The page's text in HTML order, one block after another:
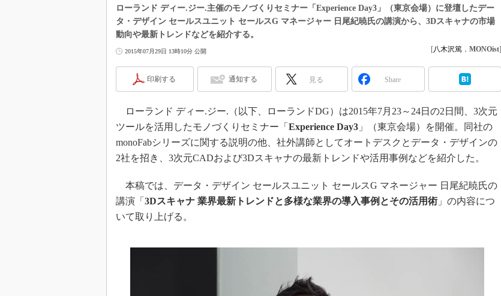
ジャパンモビリティショー
TECHNO-FRONTIER
EdgeTech+
AUTOMOTIVE WORLD
産業オープンネット展
組み込み画像技術
ISO26262
無償設計ツール
3Dプリンタ
デジタルツインとCAE
S＆OP
インダストリー4.0
イノベーション
ローランド ディー.ジー.主催のモノづくりセミナー「Experience Day3」（東京会場）に登壇したデー
タ・デザイン セールスユニット セールスG マネージャー 日尾紀暁氏の講演から、3Dスキャナの市場
動向や最新トレンドなどを紹介する。
2015年07月29日 13時10分 公開 [八木沢篤 ， MONOist]
印刷する 通知する 見る Share
ローランド ディー.ジー.（以下、ローランドDG）は2015年7月23～24日の2日間、3次元
ツールを活用したモノづくりセミナー「 Experience Day3 」（東京会場）を開催。同社の
monoFabシリーズに関する説明の他、社外講師としてオートデスクとデータ・デザインの
2社を招き、3次元CADおよび3Dスキャナの最新トレンドや活用事例などを紹介した。
本稿では、データ・デザイン セールスユニット セールスG マネージャー 日尾紀暁氏の
講演「 3Dスキャナ 業界最新トレンドと多様な業界の導入事例とその活用術 」の内容につ
いて取り上げる。